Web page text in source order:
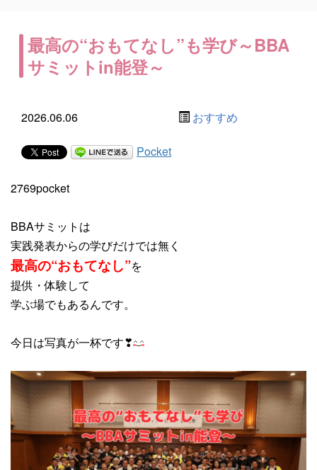
最高の“おもてなし”も学び～BBA
サミットin能登～
2026.06.06 おすすめ
Pocket
2769pocket
BBAサミットは
実践発表からの学びだけでは無く
最高の“おもてなし”を
提供・体験して
学ぶ場でもあるんです。
今日は写真が一杯です❣